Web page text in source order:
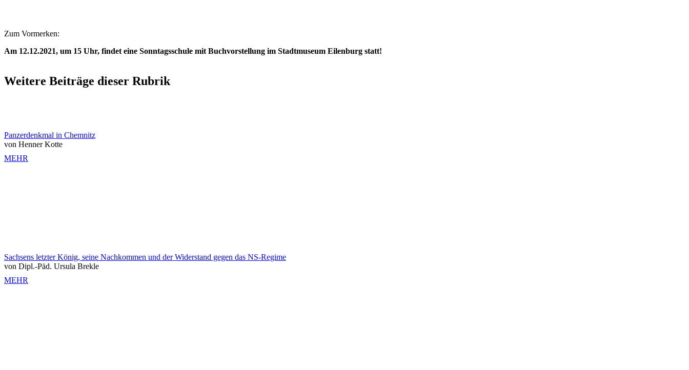
Zum Vormerken:
Am 12.12.2021, um 15 Uhr, findet eine Sonntagsschule mit Buchvorstellung im Stadtmuseum Eilenburg statt!
Weitere Beiträge dieser Rubrik
Panzerdenkmal in Chemnitz
von Henner Kotte
MEHR
Sachsens letzter König, seine Nachkommen und der Widerstand gegen das NS-Regime
von Dipl.-Päd. Ursula Brekle
MEHR